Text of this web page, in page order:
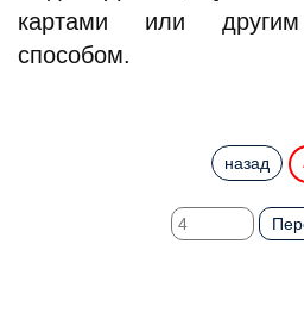
картами или
способом.
назад